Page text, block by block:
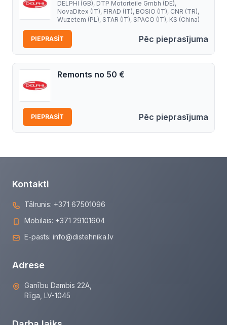
DELPHI (GB), DTP Motorteile Gmbh (DE),
NovaDitex (IT), FIRAD (IT), BOSIO (IT), CNR (TR),
Wuzetem (PL), STAR (IT), SPACO (IT), KS (China)
Pēc pieprasījuma
PIEPRASĪT
Remonts no 50 €
Pēc pieprasījuma
PIEPRASĪT
Kontakti
Tālrunis: +371 67501096
Mobilais: +371 29101604
E-pasts: info@distehnika.lv
Adrese
Ganību Dambis 22A,
Rīga, LV-1045